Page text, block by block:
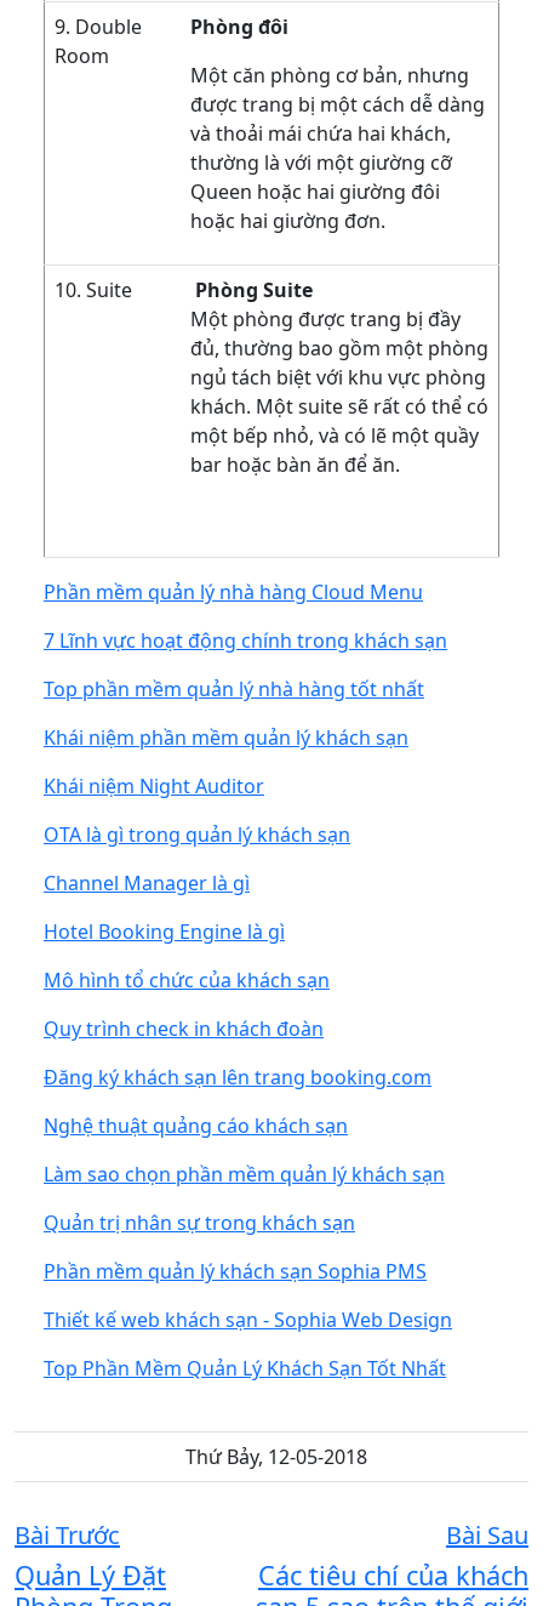
9. Double
Room
Phòng đôi
Một căn phòng cơ bản, nhưng
được trang bị một cách dễ dàng
và thoải mái chứa hai khách,
thường là với một giường cỡ
Queen hoặc hai giường đôi
hoặc hai giường đơn.
10. Suite
Phòng Suite
Một phòng được trang bị đầy
đủ, thường bao gồm một phòng
ngủ tách biệt với khu vực phòng
khách. Một suite sẽ rất có thể có
một bếp nhỏ, và có lẽ một quầy
bar hoặc bàn ăn để ăn.
Phần mềm quản lý nhà hàng Cloud Menu
7 Lĩnh vực hoạt động chính trong khách sạn
Top phần mềm quản lý nhà hàng tốt nhất
Khái niệm phần mềm quản lý khách sạn
Khái niệm Night Auditor
OTA là gì trong quản lý khách sạn
Channel Manager là gì
Hotel Booking Engine là gì
Mô hình tổ chức của khách sạn
Quy trình check in khách đoàn
Đăng ký khách sạn lên trang booking.com
Nghệ thuật quảng cáo khách sạn
Làm sao chọn phần mềm quản lý khách sạn
Quản trị nhân sự trong khách sạn
Phần mềm quản lý khách sạn Sophia PMS
Thiết kế web khách sạn - Sophia Web Design
Top Phần Mềm Quản Lý Khách Sạn Tốt Nhất
Thứ Bảy, 12-05-2018
Bài Trước
Quản Lý Đặt
Bài Sau
Các tiêu chí của khách